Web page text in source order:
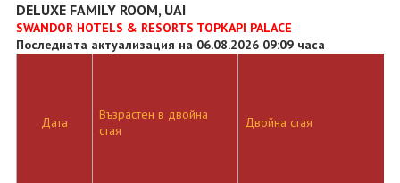
DELUXE FAMILY ROOM, UAI
SWANDOR HOTELS & RESORTS TOPKAPI PALACE
Последната актуализация на 06.08.2026 09:09 часа
Дата
Възрастен в двойна
стая
Двойна стая